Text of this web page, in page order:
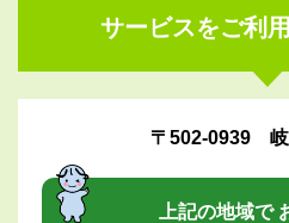
サービスをご利
〒502-0939 岐
上記の地域で